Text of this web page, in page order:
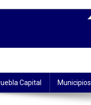
Capital Municipios